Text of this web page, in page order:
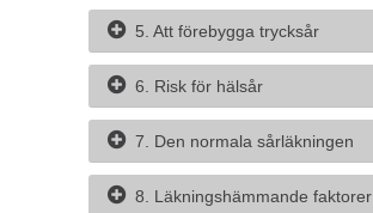
5. Att förebygga trycksår
6. Risk för hälsår
7. Den normala sårläkningen
8. Läkningshämmande faktorer